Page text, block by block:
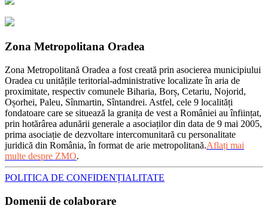
Zona Metropolitana Oradea
Zona Metropolitană Oradea a fost creată prin asocierea municipiului
Oradea cu unitățile teritorial-administrative localizate în aria de
proximitate, respectiv comunele Biharia, Borș, Cetariu, Nojorid,
Oșorhei, Paleu, Sînmartin, Sîntandrei. Astfel, cele 9 localități
fondatoare care se situează la granița de vest a României au înființat,
prin hotărârea adunării generale a asociaților din data de 9 mai 2005,
prima asociație de dezvoltare intercomunitară cu personalitate
juridică din România, în format de arie metropolitană.Aflați mai
multe despre ZMO.
POLITICA DE CONFIDENȚIALITATE
Domenii de colaborare